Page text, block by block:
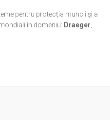
pentru protecția muncii și a
în domeniu: Draeger